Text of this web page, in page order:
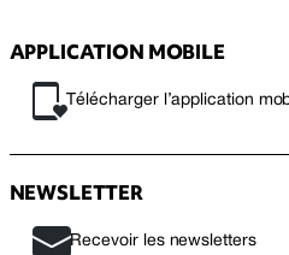
APPLICATION MOBILE
Télécharger l’application
NEWSLETTER
Recevoir les newsletters